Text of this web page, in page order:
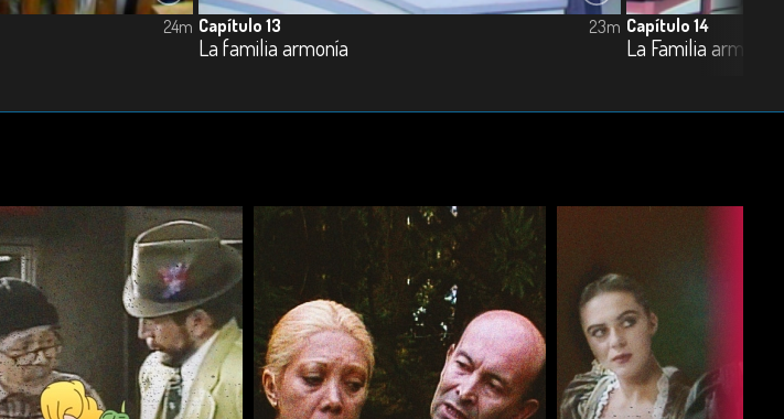
24m Capítulo 13
La familia armonía
23m Capítulo 14
La Familia armonía